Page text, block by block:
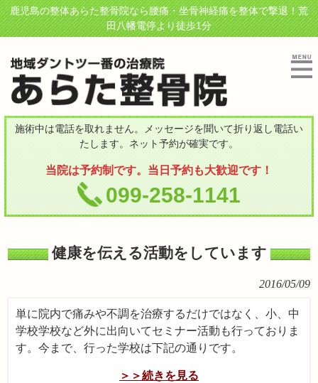
鹿児島の整体あらた整骨院なら腰痛・坐骨神経痛を整体で撃退！荒
田八幡電停より徒歩1分
施術中は電話を取れません。メッセージを聞いて折り返し電話い
たします。ネット予約が確実です。
当院は予約制です。当日予約も大歓迎です！
099-258-1141
健康を伝える活動をしています
2016/05/09
単に院内で痛みや不調を治療するだけではなく、小、中
学校学校など外に出向いてセミナー活動も行っておりま
す。今まで、行った学校は下記の通りです。
＞＞続きを見る